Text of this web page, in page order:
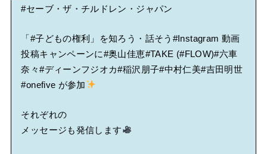
#セーブ・ザ・チルドレン・ジャパン
「 #子どもの権利 」を知ろう・話そう #Instagram 動画
投稿キャンペーンに#奥山佳恵#TAKE (#FLOW)#六車
奈々#ディーンフジオカ#稲沢朋子#中村仁美#吉田明世
#onefive が参加
それぞれの
メッセージも発信します